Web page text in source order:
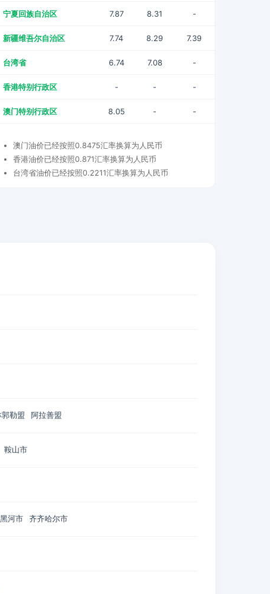
宁夏回族自治区 7.87 8.31 -
新疆维吾尔自治区 7.74 8.29 7.39
台湾省 6.74 7.08 -
香港特别行政区 - - -
澳门特别行政区 8.05 - -
澳门油价已经按照0.8475汇率换算为人民币
香港油价已经按照0.871汇率换算为人民币
台湾省油价已经按照0.2211汇率换算为人民币
勒盟 阿拉善盟
鞍山市
黑河市 齐齐哈尔市